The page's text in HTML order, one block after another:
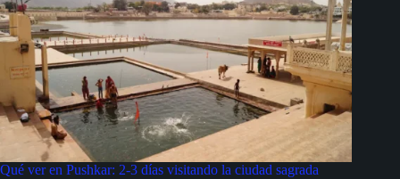
Qué ver en Pushkar: 2-3 días visitando la ciudad sagrada